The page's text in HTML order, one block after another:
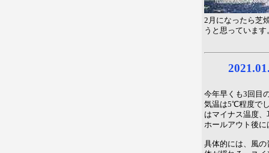
2月になったら芝
うと思っています
今年早くも3回目
気温は5℃程度で
はマイナス温度
ホールアウト後
具体的には、風